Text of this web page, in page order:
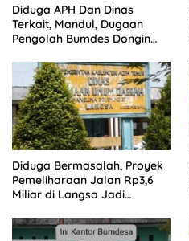
Diduga APH Dan Dinas
Terkait, Mandul, Dugaan
Pengolah Bumdes Dongin
Program Pemerintah.
Diduga Bermasalah, Proyek
Pemeliharaan Jalan Rp3,6
Miliar di Langsa Jadi